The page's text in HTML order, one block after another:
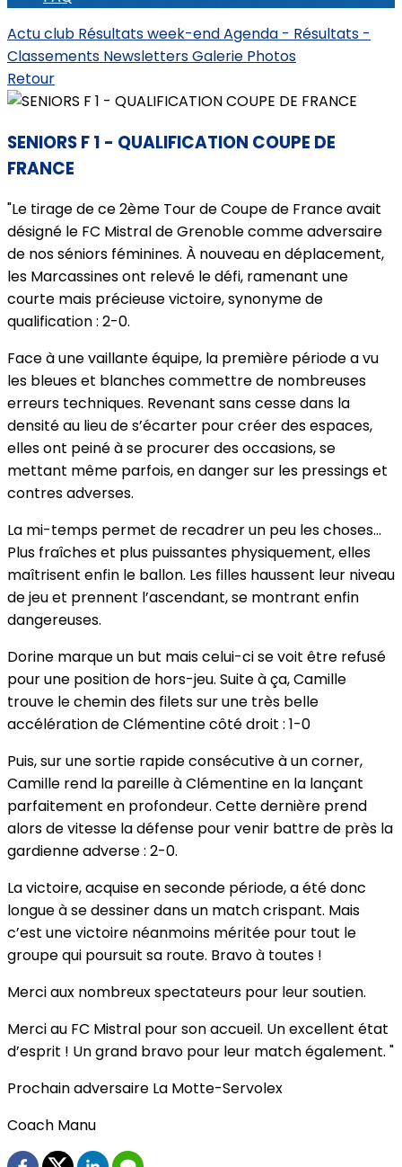
Actu club Résultats week-endAgenda - Résultats -
Classements NewslettersGalerie Photos
Retour
SENIORS F 1 - QUALIFICATION COUPE DE
FRANCE
"Le tirage de ce 2ème Tour de Coupe de France avait
désigné le FC Mistral de Grenoble comme adversaire
de nos séniors féminines. À nouveau en déplacement,
les Marcassines ont relevé le défi, ramenant une
courte mais précieuse victoire, synonyme de
qualification : 2-0.
Face à une vaillante équipe, la première période a vu
les bleues et blanches commettre de nombreuses
erreurs techniques. Revenant sans cesse dans la
densité au lieu de s’écarter pour créer des espaces,
elles ont peiné à se procurer des occasions, se
mettant même parfois, en danger sur les pressings et
contres adverses.
La mi-temps permet de recadrer un peu les choses...
Plus fraîches et plus puissantes physiquement, elles
maîtrisent enfin le ballon. Les filles haussent leur niveau
de jeu et prennent l’ascendant, se montrant enfin
dangereuses.
Dorine marque un but mais celui-ci se voit être refusé
pour une position de hors-jeu. Suite à ça, Camille
trouve le chemin des filets sur une très belle
accélération de Clémentine côté droit : 1-0
Puis, sur une sortie rapide consécutive à un corner,
Camille rend la pareille à Clémentine en la lançant
parfaitement en profondeur. Cette dernière prend
alors de vitesse la défense pour venir battre de près la
gardienne adverse : 2-0.
La victoire, acquise en seconde période, a été donc
longue à se dessiner dans un match crispant. Mais
c’est une victoire néanmoins méritée pour tout le
groupe qui poursuit sa route. Bravo à toutes !
Merci aux nombreux spectateurs pour leur soutien.
Merci au FC Mistral pour son accueil. Un excellent état
d’esprit ! Un grand bravo pour leur match également. "
Prochain adversaire La Motte-Servolex
Coach Manu